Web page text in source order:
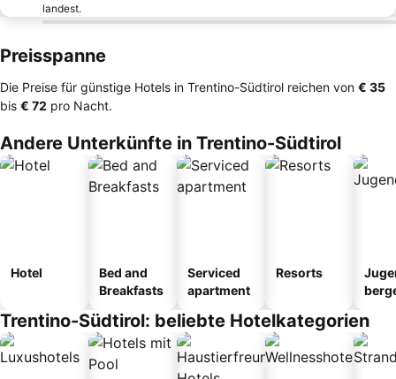
landest.
Preisspanne
Die Preise für günstige Hotels in Trentino-Südtirol reichen von ‎€ 35
bis ‎€ 72 pro Nacht.
Andere Unterkünfte in Trentino-Südtirol
Hotel
Bed and
Breakfasts
Serviced
apartment
Resorts
Trentino-Südtirol: beliebte Hotelkategorien